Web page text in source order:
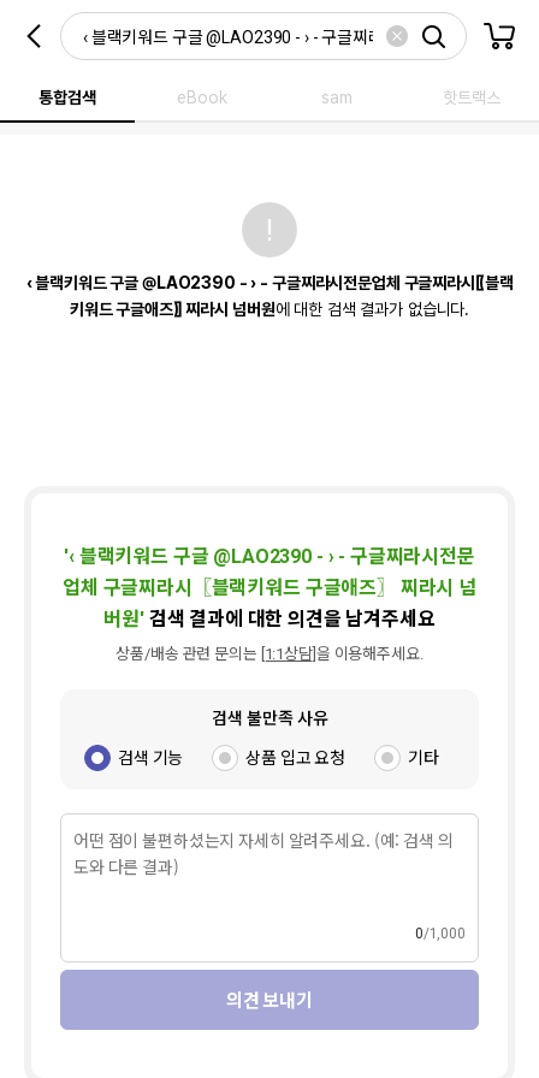
통합검색 eBook sam 핫트랙스
‹ 블랙키워드 구글 @LAO2390 - › - 구글찌라시전문업체 구글찌라시〖블랙
키워드 구글애즈〗 찌라시 넘버원에 대한 검색 결과가 없습니다.
'‹ 블랙키워드 구글 @LAO2390 - › - 구글찌라시전문
업체 구글찌라시〖블랙키워드 구글애즈〗 찌라시 넘
버원'검색 결과에 대한 의견을 남겨주세요
상품/배송 관련 문의는 [1:1상담] 을 이용해주세요.
검색 불만족 사유
검색 기능 상품 입고 요청 기타
0 1,000
의견 보내기